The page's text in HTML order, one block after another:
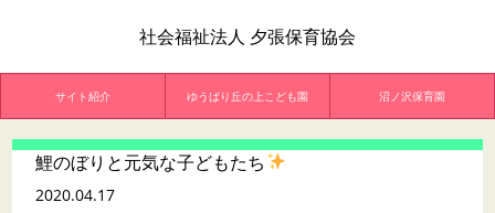
社会福祉法人 夕張保育協会
サイト紹介 ゆうばり丘の上こども園 沼ノ沢保育園
鯉のぼりと元気な子どもたち
2020.04.17